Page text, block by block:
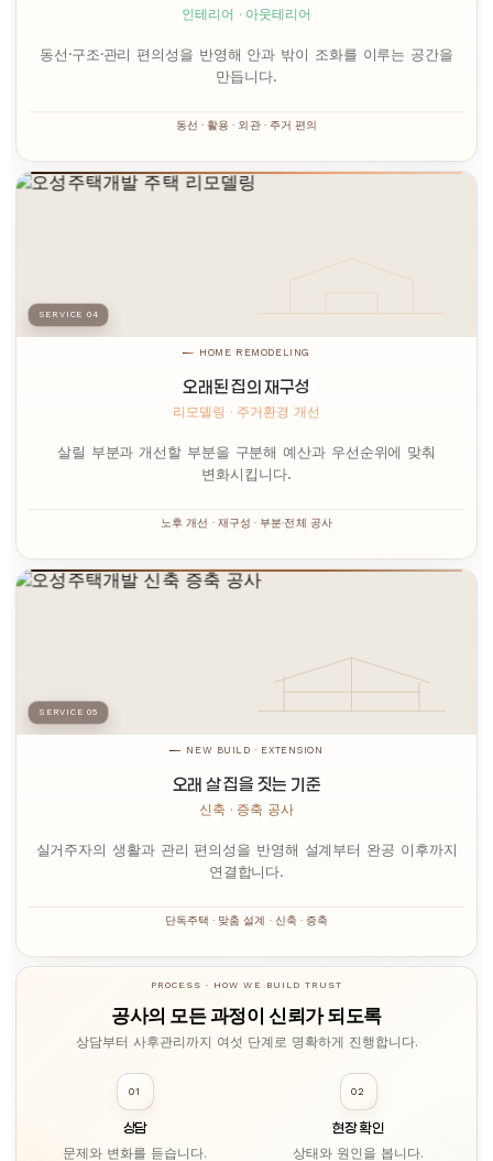
인테리어 · 아웃테리어
동선·구조·관리 편의성을 반영해 안과 밖이 조화를 이루는 공간을
만듭니다.
동선 · 활용 · 외관 · 주거 편의
SERVICE 04
HOME REMODELING
오래된 집의 재구성
리모델링 · 주거환경 개선
살릴 부분과 개선할 부분을 구분해 예산과 우선순위에 맞춰
변화시킵니다.
노후 개선 · 재구성 · 부분·전체 공사
SERVICE 05
NEW BUILD · EXTENSION
오래 살 집을 짓는 기준
신축 · 증축 공사
실거주자의 생활과 관리 편의성을 반영해 설계부터 완공 이후까지
연결합니다.
단독주택 · 맞춤 설계 · 신축 · 증축
PROCESS · HOW WE BUILD TRUST
공사의 모든 과정이 신뢰가 되도록
상담부터 사후관리까지 여섯 단계로 명확하게 진행합니다.
01
상담
문제와 변화를 듣습니다.
02
현장 확인
상태와 원인을 봅니다.